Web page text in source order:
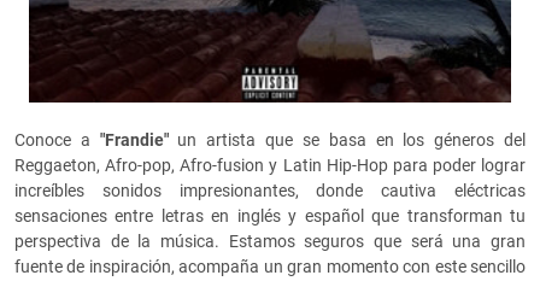
Conoce a "Frandie"un artista que se basa en los géneros del
Reggaeton, Afro-pop, Afro-fusion y Latin Hip-Hop para poder lograr
increíbles sonidos impresionantes, donde cautiva eléctricas
sensaciones entre letras en inglés y español que transforman tu
perspectiva de la música. Estamos seguros que será una gran
fuente de inspiración, acompaña un gran momento con este sencillo